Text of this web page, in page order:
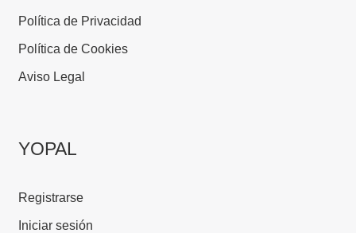
Política de Privacidad
Política de Cookies
Aviso Legal
YOPAL
Registrarse
Iniciar sesión